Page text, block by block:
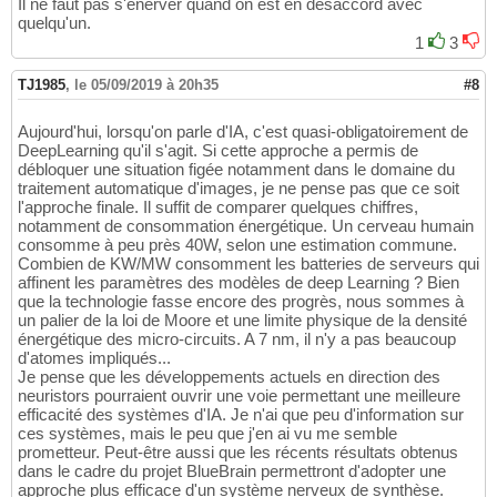
Il ne faut pas s'énerver quand on est en désaccord avec
quelqu'un.
1
3
TJ1985, le 05/09/2019 à 20h35 #8
Aujourd'hui, lorsqu'on parle d'IA, c'est quasi-obligatoirement de
DeepLearning qu'il s'agit. Si cette approche a permis de
débloquer une situation figée notamment dans le domaine du
traitement automatique d'images, je ne pense pas que ce soit
l'approche finale. Il suffit de comparer quelques chiffres,
notamment de consommation énergétique. Un cerveau humain
consomme à peu près 40W, selon une estimation commune.
Combien de KW/MW consomment les batteries de serveurs qui
affinent les paramètres des modèles de deep Learning ? Bien
que la technologie fasse encore des progrès, nous sommes à
un palier de la loi de Moore et une limite physique de la densité
énergétique des micro-circuits. A 7 nm, il n'y a pas beaucoup
d'atomes impliqués...
Je pense que les développements actuels en direction des
neuristors pourraient ouvrir une voie permettant une meilleure
efficacité des systèmes d'IA. Je n'ai que peu d'information sur
ces systèmes, mais le peu que j'en ai vu me semble
prometteur. Peut-être aussi que les récents résultats obtenus
dans le cadre du projet BlueBrain permettront d'adopter une
approche plus efficace d'un système nerveux de synthèse.